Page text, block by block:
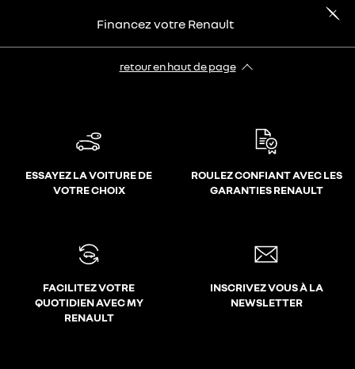
Financez votre Renault
retour en haut de page​
ESSAYEZ LA VOITURE DE
VOTRE CHOIX
ROULEZ CONFIANT AVEC LES
GARANTIES RENAULT
FACILITEZ VOTRE
QUOTIDIEN AVEC MY
RENAULT
INSCRIVEZ VOUS À LA
NEWSLETTER